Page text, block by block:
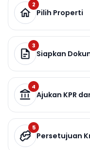
2
Pilih Properti
3
Siapkan
4
Ajukan KPR
5
Persetujuan